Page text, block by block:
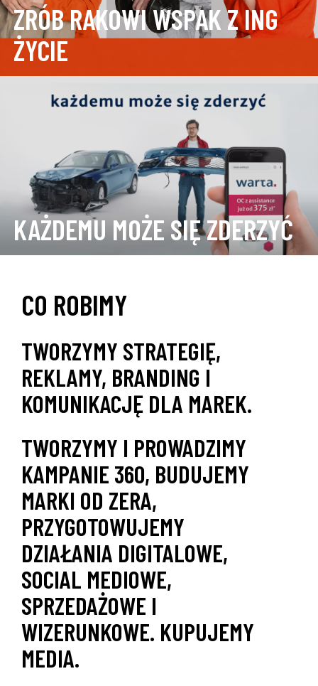
ZRÓB RAKOWI WSPAK Z ING
ŻYCIE
KAŻDEMU MOŻE SIĘ ZDERZYĆ
CO ROBIMY
TWORZYMY STRATEGIĘ,
REKLAMY, BRANDING I
KOMUNIKACJĘ DLA MAREK.
TWORZYMY I PROWADZIMY
KAMPANIE 360, BUDUJEMY
MARKI OD ZERA,
PRZYGOTOWUJEMY
DZIAŁANIA DIGITALOWE,
SOCIAL MEDIOWE,
SPRZEDAŻOWE I
WIZERUNKOWE. KUPUJEMY
MEDIA.